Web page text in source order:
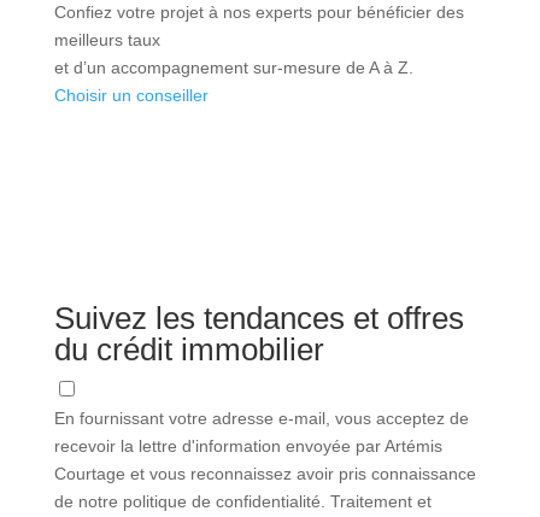
Confiez votre projet à nos experts pour bénéficier des
meilleurs taux
et d’un accompagnement sur-mesure de A à Z.
Choisir un conseiller
Suivez les tendances et offres
du crédit immobilier
En fournissant votre adresse e-mail, vous acceptez de
recevoir la lettre d'information envoyée par Artémis
Courtage et vous reconnaissez avoir pris connaissance
de notre politique de confidentialité. Traitement et